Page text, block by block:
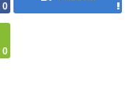
0
0